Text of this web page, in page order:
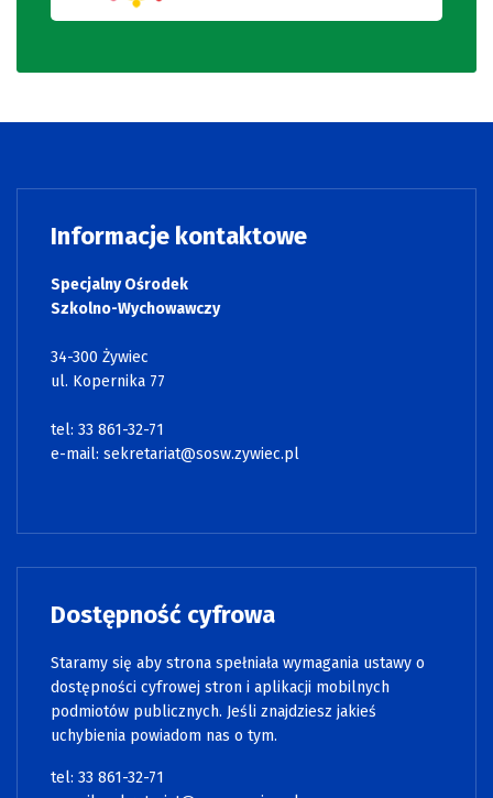
Informacje kontaktowe
Specjalny Ośrodek
Szkolno-Wychowawczy
34-300 Żywiec
ul. Kopernika 77
tel: 33 861-32-71
e-mail: sekretariat@sosw.zywiec.pl
Dostępność cyfrowa
Staramy się aby strona spełniała wymagania ustawy o
dostępności cyfrowej stron i aplikacji mobilnych
podmiotów publicznych. Jeśli znajdziesz jakieś
uchybienia powiadom nas o tym.
tel: 33 861-32-71